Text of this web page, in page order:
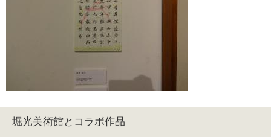
堀光美術館とコラボ作品